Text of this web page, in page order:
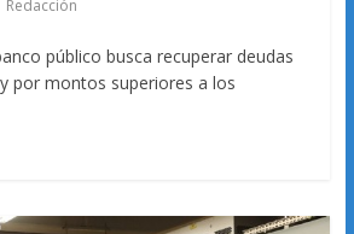
Redacción
público busca recuperar deudas
por montos superiores a los